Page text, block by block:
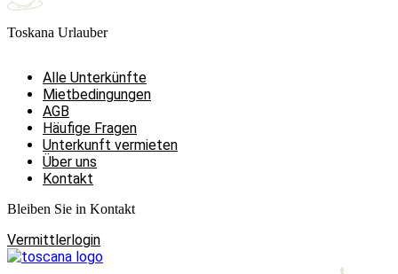
Toskana Urlauber
Alle Unterkünfte
Mietbedingungen
AGB
Häufige Fragen
Unterkunft vermieten
Über uns
Kontakt
Bleiben Sie in Kontakt
Vermittlerlogin